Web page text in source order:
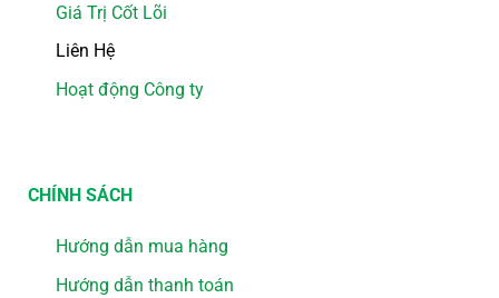
Giá Trị Cốt Lõi
Liên Hệ
Hoạt động Công ty
CHÍNH SÁCH
Hướng dẫn mua hàng
Hướng dẫn thanh toán